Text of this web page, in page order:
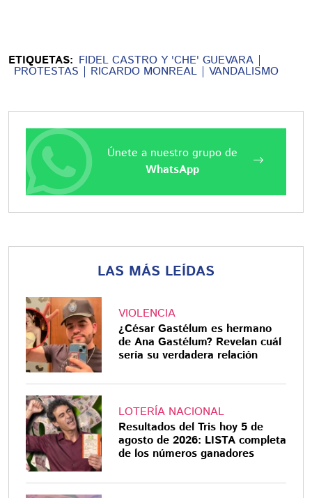
ETIQUETAS: FIDEL CASTRO Y 'CHE' GUEVARA
PROTESTAS RICARDO MONREAL VANDALISMO
Únete a nuestro grupo de
WhatsApp
LAS MÁS LEÍDAS
VIOLENCIA
¿César Gastélum es hermano
de Ana Gastélum? Revelan cuál
sería su verdadera relación
LOTERÍA NACIONAL
Resultados del Tris hoy 5 de
agosto de 2026: LISTA completa
de los números ganadores